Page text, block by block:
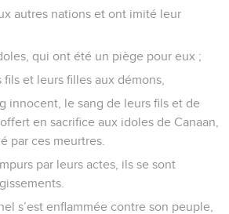
autres nations et ont imité leur
qui ont été un piège pour eux ;
et leurs filles aux démons,
innocent, le sang de leurs fils et de
en sacrifice aux idoles de Canaan,
par ces meurtres.
par leurs actes, ils se sont
s’est enflammée contre son peuple,